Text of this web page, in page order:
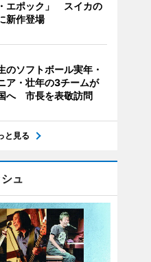
エポック」 スイカの
新作登場
のソフトボール実年・
ア・壮年の3チームが
へ 市長を表敬訪問
と見る
ュ